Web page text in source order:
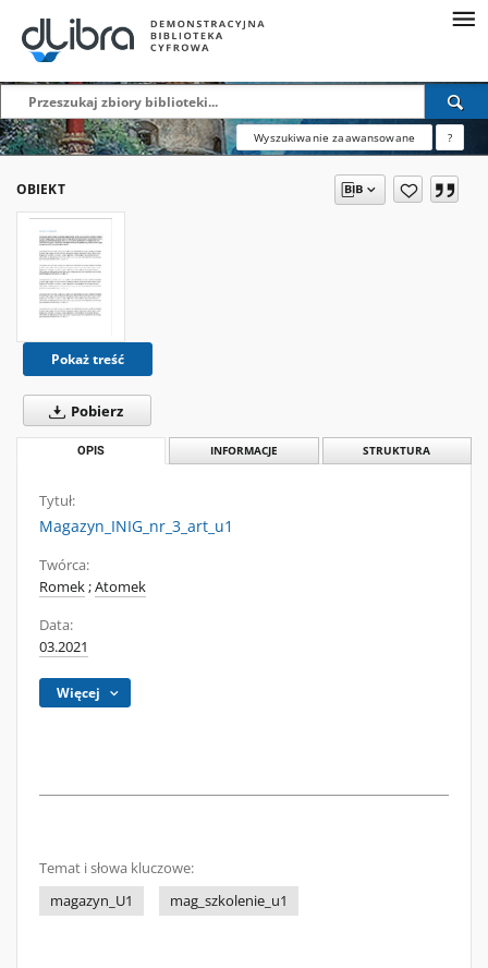
Wyszukiwanie zaawansowane ?
OBIEKT
Pokaż treść
Pobierz
OPIS INFORMACJE STRUKTURA
Tytuł:
Magazyn_INIG_nr_3_art_u1
Twórca:
Romek;Atomek
Data:
03.2021
Więcej
Temat i słowa kluczowe:
magazyn_U1
mag_szkolenie_u1